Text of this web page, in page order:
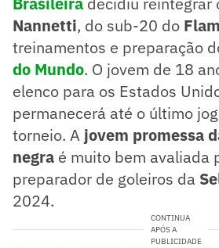
Nannetti, do sub-20 do
treinamentos e preparação
do Mundo. O jovem de 18
elenco para os Estados
permanecerá até o último
torneio. A jovem promessa
negra é muito bem avaliada
preparador de goleiros da
2024.
CONTINUA
APÓS A
PUBLICIDADE